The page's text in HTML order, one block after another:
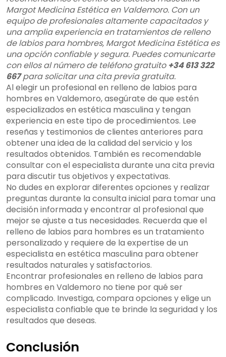
Margot Medicina Estética en Valdemoro. Con un
equipo de profesionales altamente capacitados y
una amplia experiencia en tratamientos de relleno
de labios para hombres, Margot Medicina Estética es
una opción confiable y segura. Puedes comunicarte
con ellos al número de teléfono gratuito +34 613 322
667para solicitar una cita previa gratuita.
Al elegir un profesional en relleno de labios para
hombres en Valdemoro, asegúrate de que estén
especializados en estética masculina y tengan
experiencia en este tipo de procedimientos. Lee
reseñas y testimonios de clientes anteriores para
obtener una idea de la calidad del servicio y los
resultados obtenidos. También es recomendable
consultar con el especialista durante una cita previa
para discutir tus objetivos y expectativas.
No dudes en explorar diferentes opciones y realizar
preguntas durante la consulta inicial para tomar una
decisión informada y encontrar al profesional que
mejor se ajuste a tus necesidades. Recuerda que el
relleno de labios para hombres es un tratamiento
personalizado y requiere de la expertise de un
especialista en estética masculina para obtener
resultados naturales y satisfactorios.
Encontrar profesionales en relleno de labios para
hombres en Valdemoro no tiene por qué ser
complicado. Investiga, compara opciones y elige un
especialista confiable que te brinde la seguridad y los
resultados que deseas.
Conclusión